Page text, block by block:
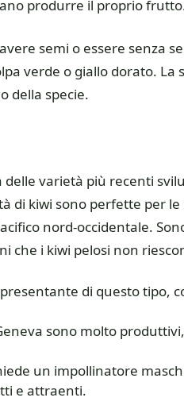
produrre il proprio
semi o essere senza
verde o giallo dorato. La
della specie.
varietà più recenti
di kiwi sono perfette per
nord-occidentale.
che i kiwi pelosi non
di questo tipo,
sono molto
un impollinatore
e attraenti.